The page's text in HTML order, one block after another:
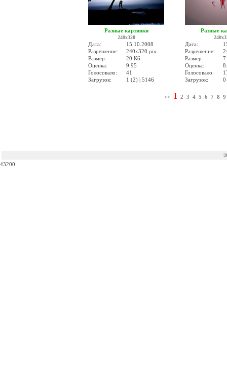
Разные картинки
240x320
Дата:
15.10.2008
Разрешение:
240x320 pix
Размер:
20 Кб
Оценка:
9.95
Голосовало:
41
Загрузок:
1 (2) | 5146
Разные
Дата:
Разрешение:
Размер:
Оценка:
Голосовало:
Загрузок:
0
<< 1 2 3 4 5 6 7 8 9
43200